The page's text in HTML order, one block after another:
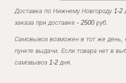
Доставка по Нижнему Новгороду 1-
заказа при доставке - 2500 руб.
Самовывоз возможен в тот же день,
пункте выдачи. Если товара нет в
самовывоз 1-2 дня.